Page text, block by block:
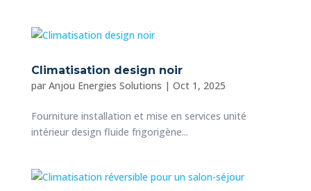
Climatisation design noir
par Anjou Energies Solutions | Oct 1, 2025
Fourniture installation et mise en services unité
intérieur design fluide frigorigène...